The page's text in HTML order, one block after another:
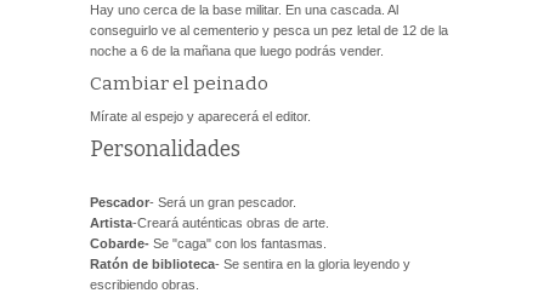
Hay uno cerca de la base militar. En una cascada. Al
conseguirlo ve al cementerio y pesca un pez letal de 12 de la
noche a 6 de la mañana que luego podrás vender.
Cambiar el peinado
Mírate al espejo y aparecerá el editor.
Personalidades
Pescador- Será un gran pescador.
Artista-Creará auténticas obras de arte.
Cobarde- Se "caga" con los fantasmas.
Ratón de biblioteca- Se sentira en la gloria leyendo y
escribiendo obras.